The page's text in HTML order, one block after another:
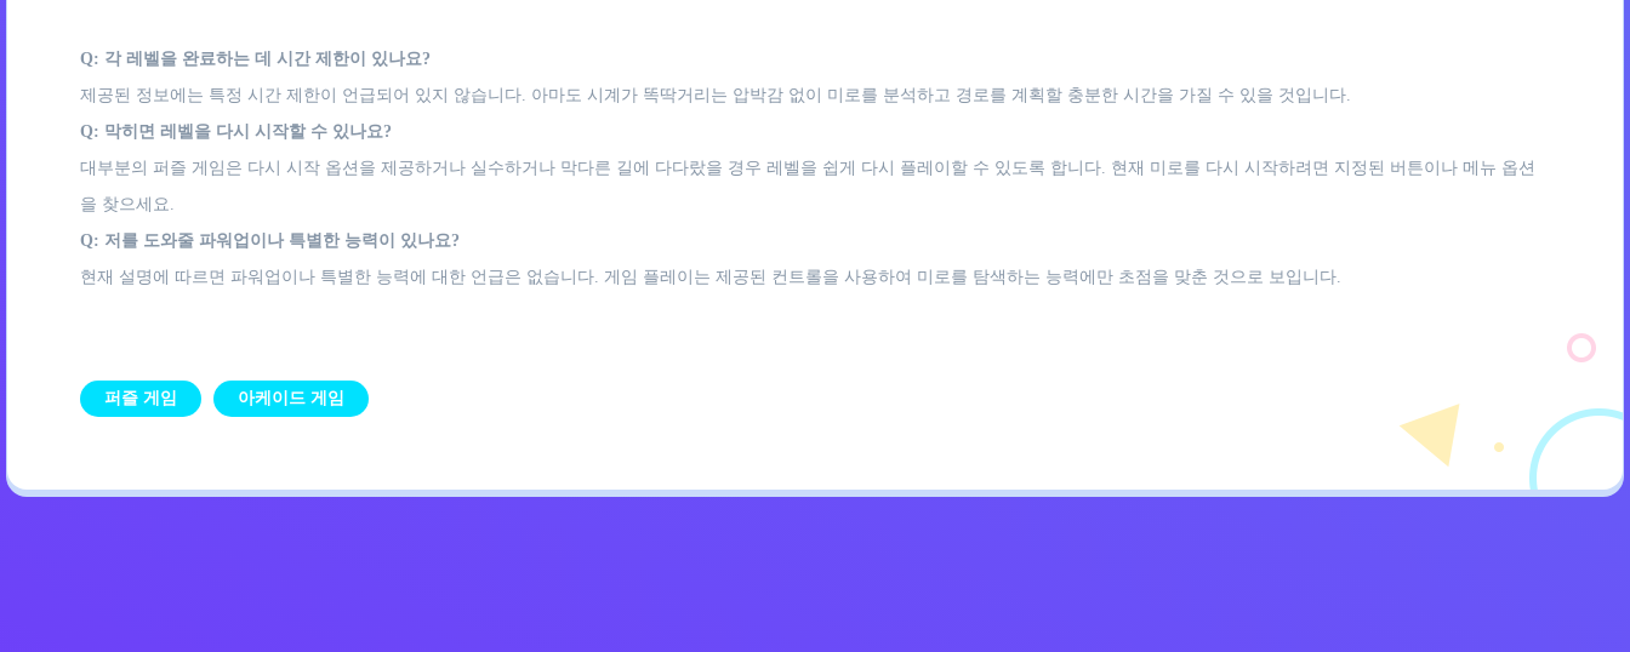
Q: 각 레벨을 완료하는 데 시간 제한이 있나요?
제공된 정보에는 특정 시간 제한이 언급되어 있지 않습니다. 아마도 시계가 똑딱거리는 압박감 없이 미로를 분석하고 경로를 계획할 충분한 시간을 가질 수 있을 것입니다.
Q: 막히면 레벨을 다시 시작할 수 있나요?
대부분의 퍼즐 게임은 다시 시작 옵션을 제공하거나 실수하거나 막다른 길에 다다랐을 경우 레벨을 쉽게 다시 플레이할 수 있도록 합니다. 현재 미로를 다시 시작하려면 지정된 버튼이나 메뉴 옵션
을 찾으세요.
Q: 저를 도와줄 파워업이나 특별한 능력이 있나요?
현재 설명에 따르면 파워업이나 특별한 능력에 대한 언급은 없습니다. 게임 플레이는 제공된 컨트롤을 사용하여 미로를 탐색하는 능력에만 초점을 맞춘 것으로 보입니다.
퍼즐 게임 아케이드 게임